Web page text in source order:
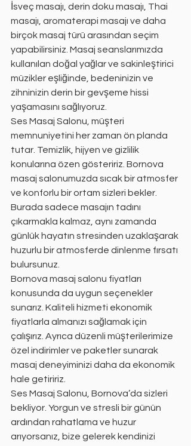
İsveç masajı, derin doku masajı, Thai
masajı, aromaterapi masajı ve daha
birçok masaj türü arasından seçim
yapabilirsiniz. Masaj seanslarımızda
kullanılan doğal yağlar ve sakinleştirici
müzikler eşliğinde, bedeninizin ve
zihninizin derin bir gevşeme hissi
yaşamasını sağlıyoruz.
Ses Masaj Salonu, müşteri
memnuniyetini her zaman ön planda
tutar. Temizlik, hijyen ve gizlilik
konularına özen gösteririz. Bornova
masaj salonumuzda sıcak bir atmosfer
ve konforlu bir ortam sizleri bekler.
Burada sadece masajın tadını
çıkarmakla kalmaz, aynı zamanda
günlük hayatın stresinden uzaklaşarak
huzurlu bir atmosferde dinlenme fırsatı
bulursunuz.
Bornova masaj salonu fiyatları
konusunda da uygun seçenekler
sunarız. Kaliteli hizmeti ekonomik
fiyatlarla almanızı sağlamak için
çalışırız. Ayrıca düzenli müşterilerimize
özel indirimler ve paketler sunarak
masaj deneyiminizi daha da ekonomik
hale getiririz.
Ses Masaj Salonu, Bornova’da sizleri
bekliyor. Yorgun ve stresli bir günün
ardından rahatlama ve huzur
arıyorsanız, bize gelerek kendinizi